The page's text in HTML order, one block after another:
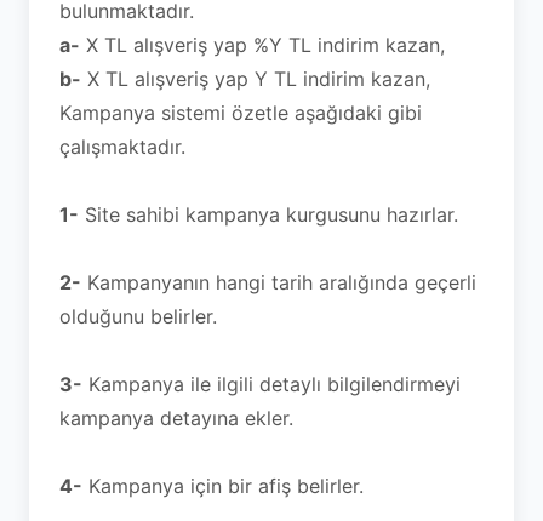
bulunmaktadır.
a- X TL alışveriş yap %Y TL indirim kazan,
b- X TL alışveriş yap Y TL indirim kazan,
Kampanya sistemi özetle aşağıdaki gibi
çalışmaktadır.
1- Site sahibi kampanya kurgusunu hazırlar.
2- Kampanyanın hangi tarih aralığında geçerli
olduğunu belirler.
3- Kampanya ile ilgili detaylı bilgilendirmeyi
kampanya detayına ekler.
4- Kampanya için bir afiş belirler.